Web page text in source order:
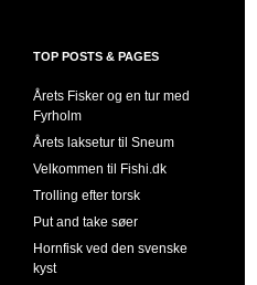
TOP POSTS & PAGES
Årets Fisker og en tur med
Fyrholm
Årets laksetur til Sneum
Velkommen til Fishi.dk
Trolling efter torsk
Put and take søer
Hornfisk ved den svenske
kyst